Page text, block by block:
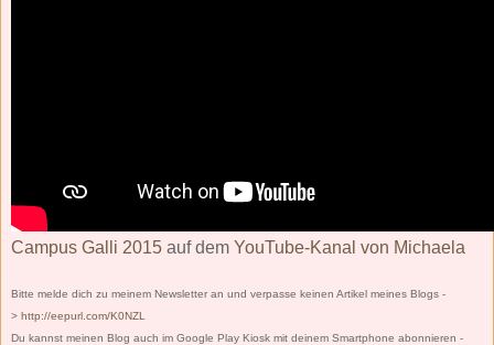
Campus Galli 2015 auf dem YouTube-Kanal von Michaela
Bitte melde dich zu meinem Newsletter an und verpasse keinen Artikel meines Blogs -
> http://eepurl.com/K0NZL
Du kannst meinen Blog auch im Google Play Kiosk mit deinem Smartphone abonnieren -